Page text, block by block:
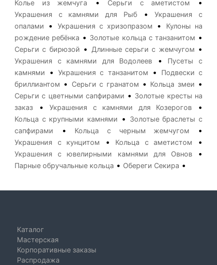
Колье из жемчуга • Серьги с аметистом •
Украшения с камнями для Рыб•Украшения с
опалами
• Украшения с хризопразом •
Кулоны на
рождение ребёнка • Золотые кольца с танзанитом •
Серьги с бирюзой • Длинные серьги с жемчугом •
Украшения с камнями для Водолеев •
Пусеты с
камнями
•Украшения с танзанитом •
Подвески с
бриллиантом • Серьги с гранатом • Кольца змеи •
Серьги с цветными сапфирами • Золотые кресты на
заказ •Украшения с камнями для Козерогов •
Кольца с крупными камнями •
Золотые браслеты с
сапфирами
• Кольца с черным жемчугом •
Украшения с кунцитом • Кольца с аметистом •
Украшения с ювелирными камнями для Овнов•
Парные обручальные кольца • Обереги Секира •
Каталог
Мастерская
Корпоративные заказы
Распродажа